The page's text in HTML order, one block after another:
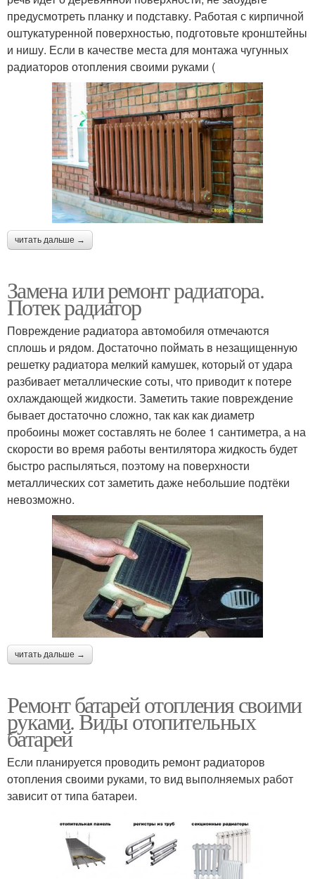
предусмотреть планку и подставку. Работая с кирпичной
оштукатуренной поверхностью, подготовьте кронштейны
и нишу. Если в качестве места для монтажа чугунных
радиаторов отопления своими руками (
читать дальше →
Замена или ремонт радиатора.
Потек радиатор
Повреждение радиатора автомобиля отмечаются
сплошь и рядом. Достаточно поймать в незащищенную
решетку радиатора мелкий камушек, который от удара
разбивает металлические соты, что приводит к потере
охлаждающей жидкости. Заметить такие повреждение
бывает достаточно сложно, так как как диаметр
пробоины может составлять не более 1 сантиметра, а на
скорости во время работы вентилятора жидкость будет
быстро распыляться, поэтому на поверхности
металлических сот заметить даже небольшие подтёки
невозможно.
читать дальше →
Ремонт батарей отопления своими
руками. Виды отопительных
батарей
Если планируется проводить ремонт радиаторов
отопления своими руками, то вид выполняемых работ
зависит от типа батареи.